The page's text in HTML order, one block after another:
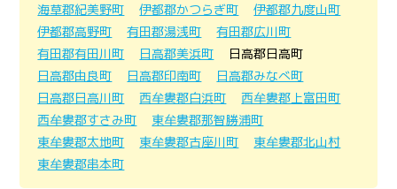
海草郡紀美野町
伊都郡かつらぎ町
伊都郡九度山町
伊都郡高野町
有田郡湯浅町
有田郡広川町
有田郡有田川町
日高郡美浜町
日高郡日高町
日高郡由良町
日高郡印南町
日高郡みなべ町
日高郡日高川町
西牟婁郡白浜町
西牟婁郡上富田町
西牟婁郡すさみ町
東牟婁郡那智勝浦町
東牟婁郡太地町
東牟婁郡古座川町
東牟婁郡北山村
東牟婁郡串本町